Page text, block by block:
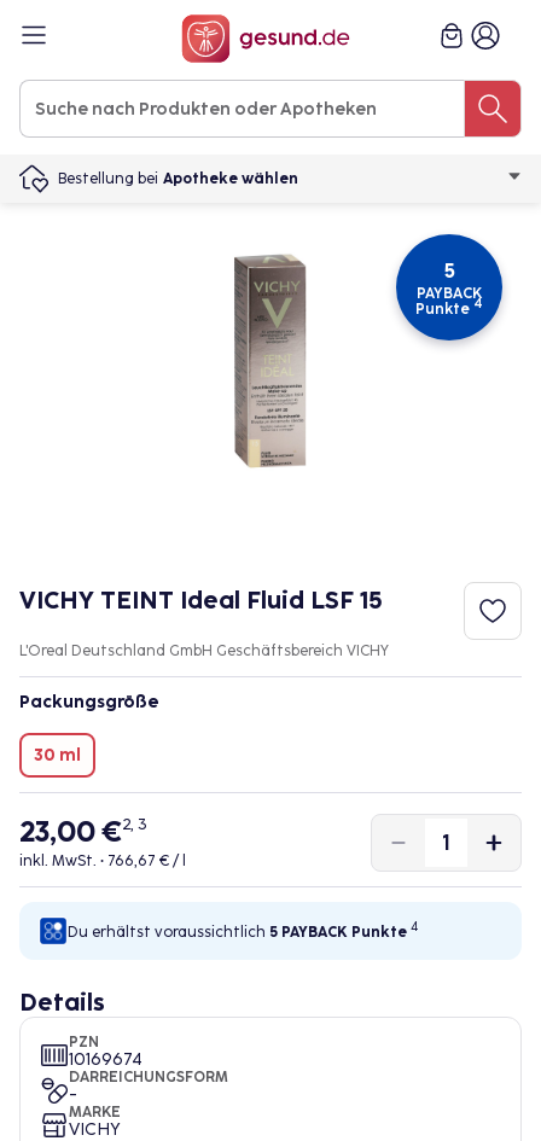
Bestellung bei Apotheke wählen
5
PAYBACK
Punkte 4
VICHY TEINT Ideal Fluid LSF 15
L'Oreal Deutschland GmbH Geschäftsbereich VICHY
Packungsgröße
30 ml
23,00 €2, 3
inkl. MwSt. • 766,67 € / l
Du erhältst voraussichtlich 5 PAYBACK Punkte 4
Details
PZN
10169674
DARREICHUNGSFORM
-
MARKE
VICHY